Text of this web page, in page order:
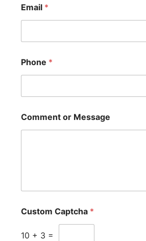
Email *
Phone *
Comment or Message
Custom Captcha *
10 + 3 =